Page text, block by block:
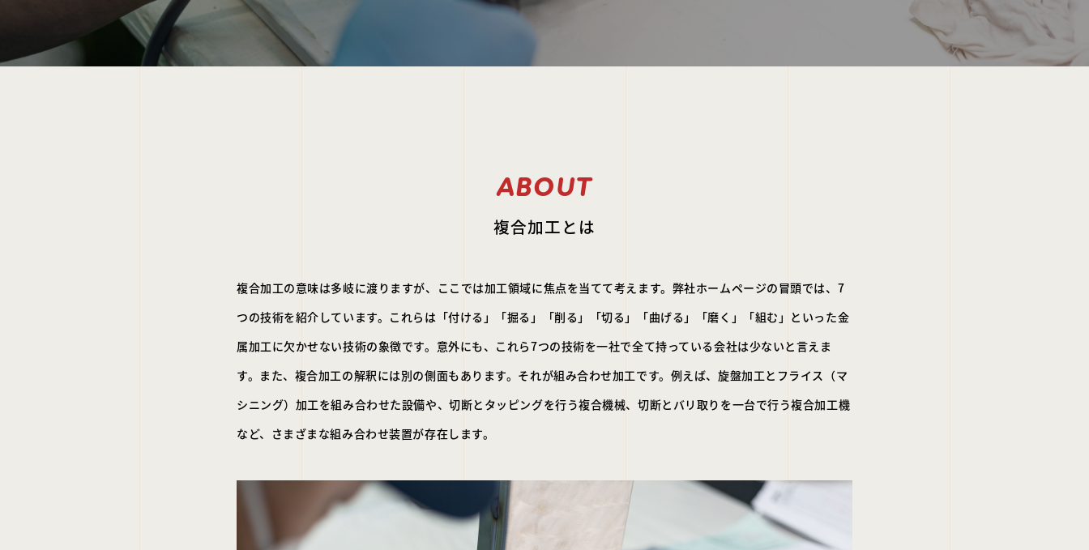
ABOUT
複合加工とは
複合加工の意味は多岐に渡りますが、ここでは加工領域に焦点を当てて考えます。弊社ホームページの冒頭では、7
つの技術を紹介しています。これらは「付ける」「掘る」「削る」「切る」「曲げる」「磨く」「組む」といった金
属加工に欠かせない技術の象徴です。意外にも、これら7つの技術を一社で全て持っている会社は少ないと言えま
す。また、複合加工の解釈には別の側面もあります。それが組み合わせ加工です。例えば、旋盤加工とフライス（マ
シニング）加工を組み合わせた設備や、切断とタッピングを行う複合機械、切断とバリ取りを一台で行う複合加工機
など、さまざまな組み合わせ装置が存在します。